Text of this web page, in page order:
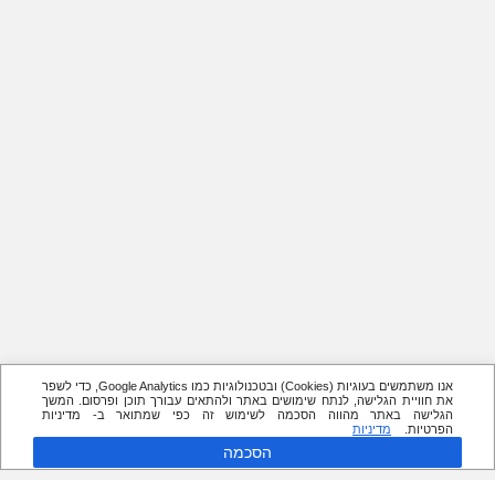
אנו משתמשים בעוגיות (Cookies) ובטכנולוגיות כמו Google Analytics, כדי לשפר
את חוויית הגלישה, לנתח שימושים באתר ולהתאים עבורך תוכן ופרסום. המשך
הגלישה באתר מהווה הסכמה לשימוש זה כפי שמתואר ב- מדיניות
הפרטיות.
מדיניות
הסכמה